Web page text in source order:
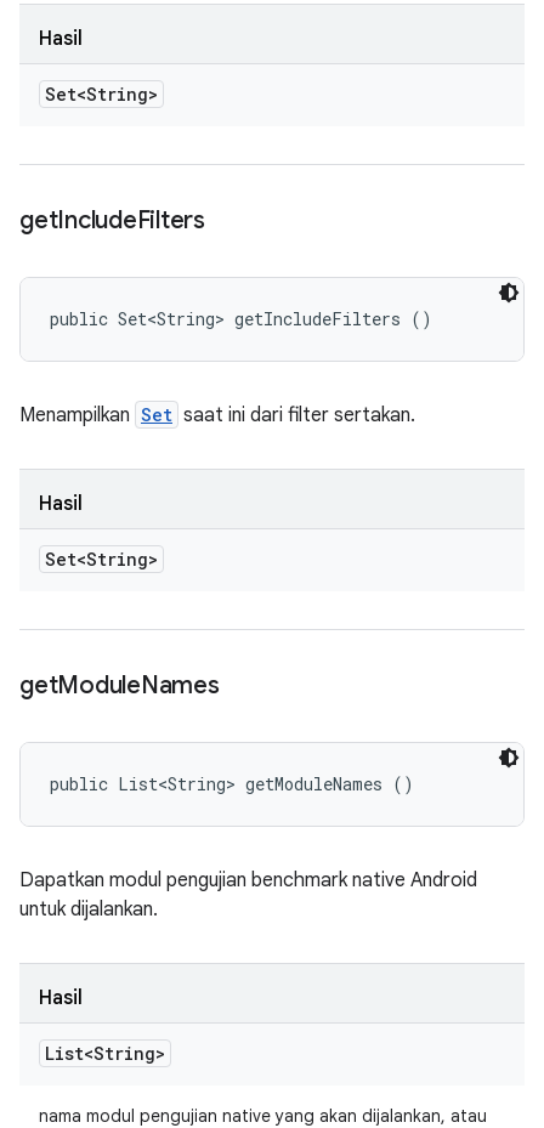
Hasil
Set<String>
getIncludeFilters
public Set<String> getIncludeFilters ()
Menampilkan Set saat ini dari filter sertakan.
Hasil
Set<String>
getModuleNames
public List<String> getModuleNames ()
Dapatkan modul pengujian benchmark native Android
untuk dijalankan.
Hasil
List<String>
nama modul pengujian native yang akan dijalankan, atau